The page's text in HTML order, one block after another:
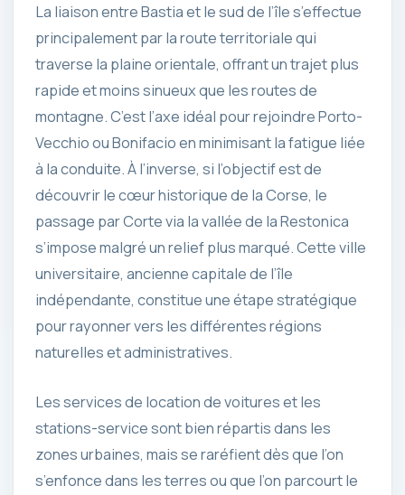
La liaison entre Bastia et le sud de l’île s’effectue
principalement par la route territoriale qui
traverse la plaine orientale, offrant un trajet plus
rapide et moins sinueux que les routes de
montagne. C’est l’axe idéal pour rejoindre Porto-
Vecchio ou Bonifacio en minimisant la fatigue liée
à la conduite. À l’inverse, si l’objectif est de
découvrir le cœur historique de la Corse, le
passage par Corte via la vallée de la Restonica
s’impose malgré un relief plus marqué. Cette ville
universitaire, ancienne capitale de l’île
indépendante, constitue une étape stratégique
pour rayonner vers les différentes régions
naturelles et administratives.
Les services de location de voitures et les
stations-service sont bien répartis dans les
zones urbaines, mais se raréfient dès que l’on
s’enfonce dans les terres ou que l’on parcourt le